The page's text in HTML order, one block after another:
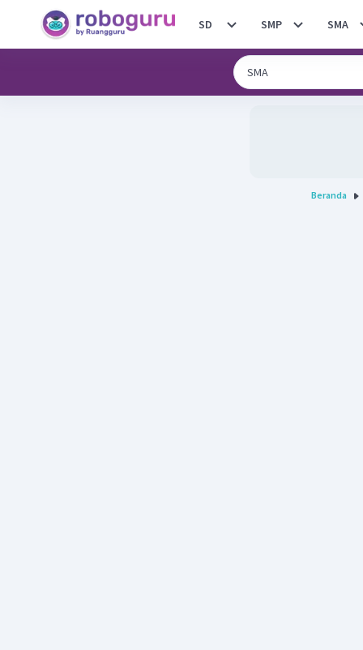
SD SMP SMA
Beranda